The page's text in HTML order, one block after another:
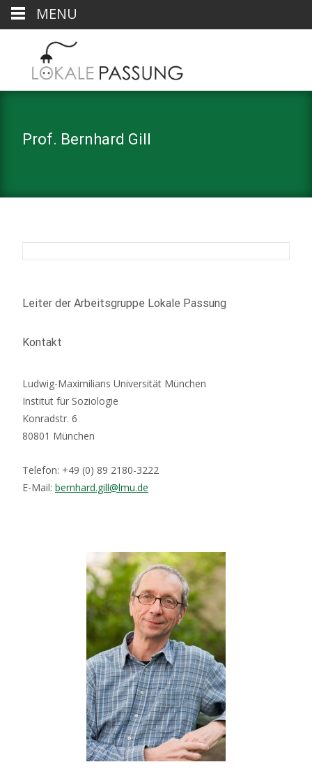
Prof. Bernhard Gill
Leiter der Arbeitsgruppe Lokale Passung
Kontakt
Ludwig-Maximilians Universität München
Institut für Soziologie
Konradstr. 6
80801 München
Telefon: +49 (0) 89 2180-3222
E-Mail: bernhard.gill@lmu.de
MENU